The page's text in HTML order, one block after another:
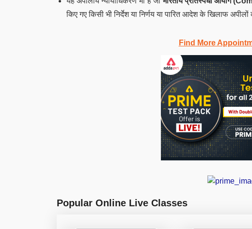
किए गए किसी भी निर्देश या निर्णय या पारित आदेश के खिलाफ
Find More
Popular Online Live Classes